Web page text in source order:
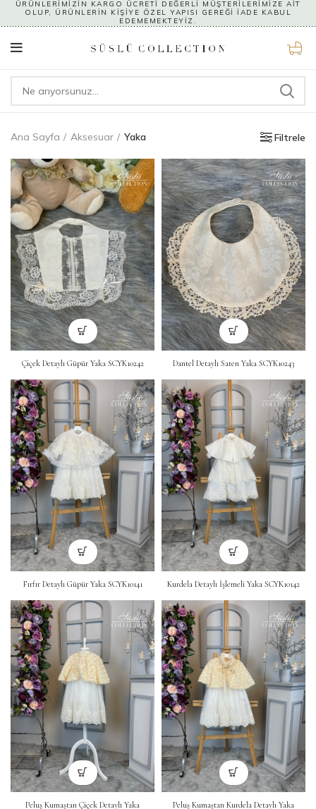
ÜRÜNLERİMİZİN KARGO ÜCRETİ DEĞERLİ MÜŞTERİLERİMİZE AİT
OLUP, ÜRÜNLERİN KİŞİYE ÖZEL YAPISI GEREĞİ İADE KABUL
EDEMEMEKTEYİZ.
0
Ana Sayfa Aksesuar Yaka Filtrele
Çiçek Detaylı Güpür Yaka SCYK10242 Dantel Detaylı Saten Yaka SCYK10243
Fırfır Detaylı Güpür Yaka SCYK10141 Kurdela Detaylı İşlemeli Yaka SCYK10142
Peluş Kumaştan Çiçek Detaylı Yaka
Peluş Kumaştan Kurdela Detaylı Yaka